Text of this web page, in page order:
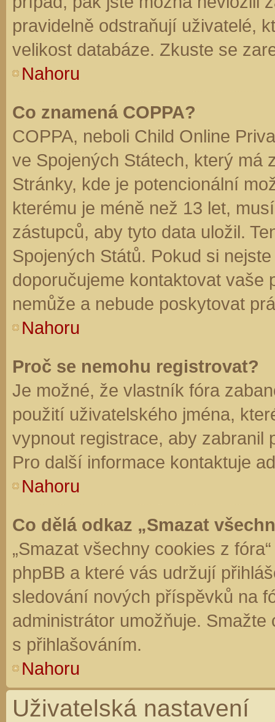
pravidelně odstraňují uživatelé,
velikost databáze. Zkuste se
Nahoru
Co znamená COPPA?
COPPA, neboli Child Online
ve Spojených Státech, který má
Stránky, kde je potencionální
kterému je méně než 13 let,
zástupců, aby tyto data uložil.
Spojených Států. Pokud si
doporučujeme kontaktovat vaše
nemůže a nebude poskytovat
Nahoru
Proč se nemohu registrovat?
Je možné, že vlastník fóra
použití uživatelského jména,
vypnout registrace, aby zabranil
Pro další informace kontaktuje
Nahoru
Co dělá odkaz „Smazat
„Smazat všechny cookies z
phpBB a které vás udržují
sledování nových příspěvků na
administrátor umožňuje.
s přihlašováním.
Nahoru
Uživatelská nastavení